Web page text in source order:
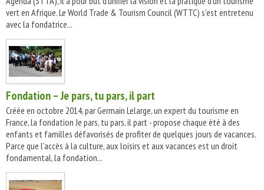
vert en Afrique. Le World Trade & Tourism Council (WTTC) s'est entretenu
avec la fondatrice...
Fondation – Je pars, tu pars, il part
Créée en octobre 2014, par Germain Lelarge, un expert du tourisme en
France, la fondation Je pars, tu pars, il part - propose chaque été à des
enfants et familles défavorisés de profiter de quelques jours de vacances.
Parce que l’accès à la culture, aux loisirs et aux vacances est un droit
fondamental, la fondation...